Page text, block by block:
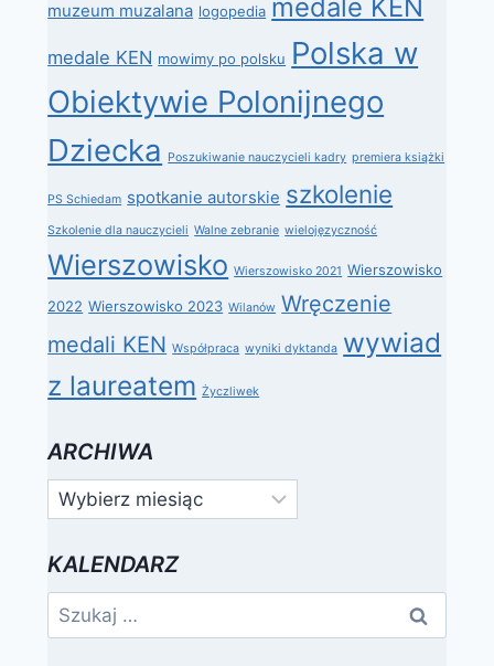
muzeum muzalana logopedia medale KEN
medale KEN mowimy po polsku Polska w
Obiektywie Polonijnego
Dziecka
Poszukiwanie nauczycieli kadry premiera książki
PS Schiedam spotkanie autorskie szkolenie
Szkolenie dla nauczycieli Walne zebranie wielojęzyczność
Wierszowisko Wierszowisko 2021 Wierszowisko
2022 Wierszowisko 2023 Wilanów Wręczenie
medali KEN Współpraca wyniki dyktanda wywiad
z laureatem Życzliwek
ARCHIWA
Archiwa
KALENDARZ
Szukaj: